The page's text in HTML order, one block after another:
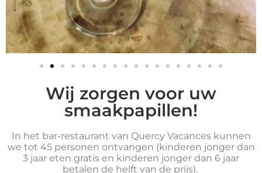
Wij zorgen voor uw
smaakpapillen!
In het bar-restaurant van Quercy Vacances kunnen
we tot 45 personen ontvangen (kinderen jonger dan
3 jaar eten gratis en kinderen jonger dan 6 jaar
betalen de helft van de prijs).